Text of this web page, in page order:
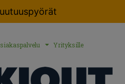
Yrityksille